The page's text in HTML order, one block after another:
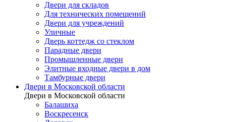
Двери для складов
Для технических помещений
Двери для учреждений
Уличные
Дверь коттедж со стеклом
Парадные двери
Промышленные двери
Элитные входные двери в дом
Тамбурные двери
Двери в Московской области
Двери в Московской области
Балашиха
Воскресенск